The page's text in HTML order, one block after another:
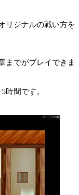
リジナルの戦い方を
までがプレイできま
時間です。